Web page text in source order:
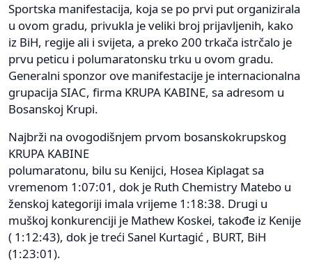
Sportska manifestacija, koja se po prvi put organizirala
u ovom gradu, privukla je veliki broj prijavljenih, kako
iz BiH, regije ali i svijeta, a preko 200 trkača istrčalo je
prvu peticu i polumaratonsku trku u ovom gradu.
Generalni sponzor ove manifestacije je internacionalna
grupacija SIAC, firma KRUPA KABINE, sa adresom u
Bosanskoj Krupi.
Najbrži na ovogodišnjem prvom bosanskokrupskog
KRUPA KABINE
polumaratonu, bilu su Kenijci, Hosea Kiplagat sa
vremenom 1:07:01, dok je Ruth Chemistry Matebo u
ženskoj kategoriji imala vrijeme 1:18:38. Drugi u
muškoj konkurenciji je Mathew Koskei, takođe iz Kenije
( 1:12:43), dok je treći Sanel Kurtagić , BURT, BiH
(1:23:01).